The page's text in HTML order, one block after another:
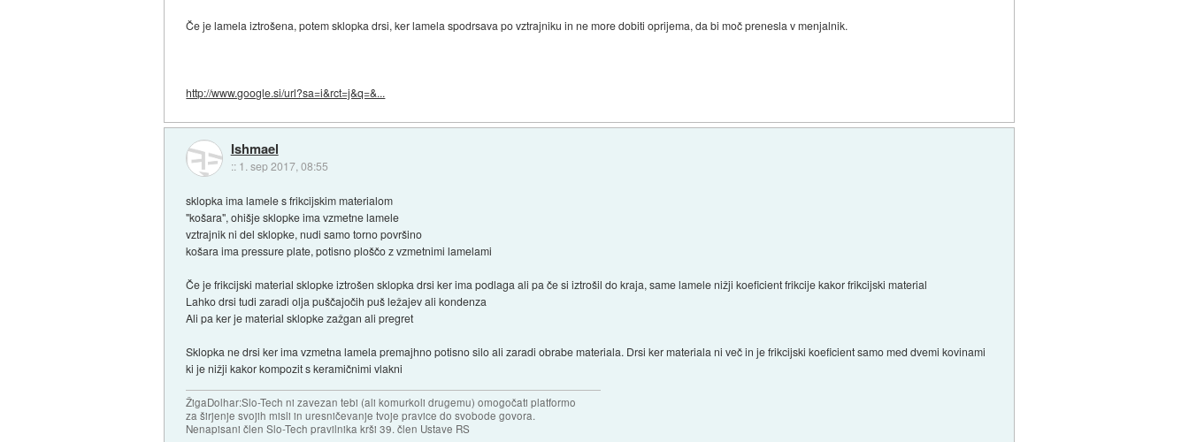
Če je lamela iztrošena, potem sklopka drsi, ker lamela spodrsava po vztrajniku in ne more dobiti oprijema, da bi moč prenesla v menjalnik.
http://www.google.si/url?sa=i&rct=j&q=&...
Ishmael
:: 1. sep 2017, 08:55
sklopka ima lamele s frikcijskim materialom
"košara", ohišje sklopke ima vzmetne lamele
vztrajnik ni del sklopke, nudi samo torno površino
košara ima pressure plate, potisno ploščo z vzmetnimi lamelami
Če je frikcijski material sklopke iztrošen sklopka drsi ker ima podlaga ali pa če si iztrošil do kraja, same lamele nižji koeficient frikcije kakor frikcijski material
Lahko drsi tudi zaradi olja puščajočih puš ležajev ali kondenza
Ali pa ker je material sklopke zažgan ali pregret
Sklopka ne drsi ker ima vzmetna lamela premajhno potisno silo ali zaradi obrabe materiala. Drsi ker materiala ni več in je frikcijski koeficient samo med dvemi kovinami
ki je nižji kakor kompozit s keramičnimi vlakni
ŽigaDolhar:Slo-Tech ni zavezan tebi (ali komurkoli drugemu) omogočati platformo
za širjenje svojih misli in uresničevanje tvoje pravice do svobode govora.
Nenapisani člen Slo-Tech pravilnika krši 39. člen Ustave RS